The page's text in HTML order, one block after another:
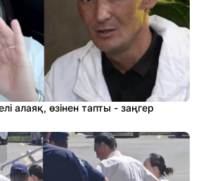
алаяқ, өзінен тапты - заңгер